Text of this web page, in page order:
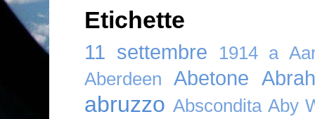
Etichette
11 settembre 1914 a
Aberdeen
Abetone
abruzzo Abscondita Aby